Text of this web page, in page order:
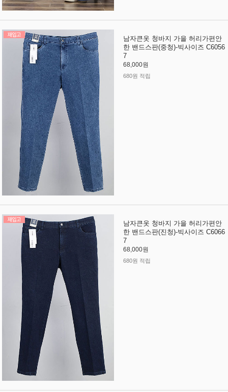
남자큰옷 청바지 가을 허리가편안
한 밴드스판(중청)-빅사이즈 C6056
7
68,000원
680원 적립
남자큰옷 청바지 가을 허리가편안
한 밴드스판(진청)-빅사이즈 C6066
7
68,000원
680원 적립